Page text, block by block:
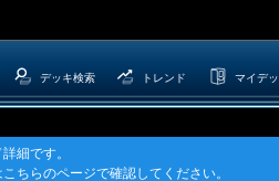
デッキ検索 トレンド マイデ
細です。
ちらのページで確認してください。